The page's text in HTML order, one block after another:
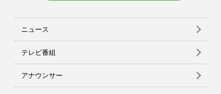
ニュース
テレビ番組
アナウンサー